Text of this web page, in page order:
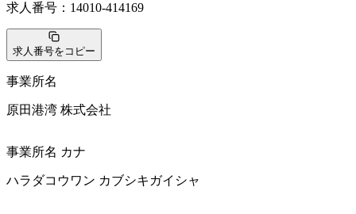
求人番号： 14010-414169
求人番号をコピー
事業所名
原田港湾 株式会社
事業所名 カナ
ハラダコウワン カブシキガイシャ